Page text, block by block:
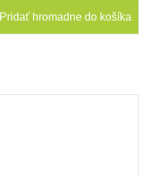
Pridať hromadne do košíka